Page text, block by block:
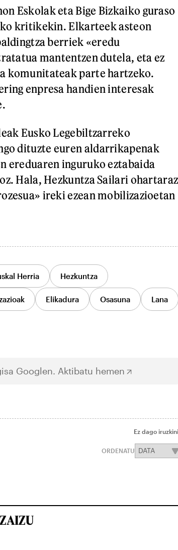
Eskolak eta Bige Bizkaiko guraso
kritikekin. Elkarteek asteon
berriek «eredu
mantentzen dutela, eta ez
komunitateak parte hartzeko.
enpresa handien interesak
Eusko Legebiltzarreko
dituzte euren aldarrikapenak
ereduaren inguruko eztabaida
Hala, Hezkuntza Sailari
ireki ezean mobilizazioetan
Herria Hezkuntza
Elikadura Osasuna Lana
Googlen. Aktibatu hemen
Ez dago
ORDENATU